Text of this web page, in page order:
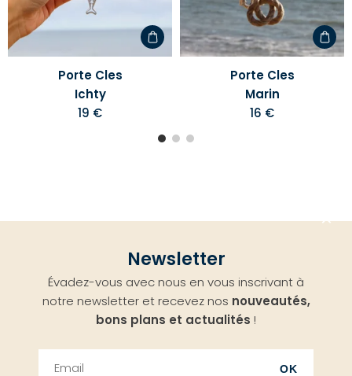
d'envies
Porte Cles
Ichty
19 €
Porte Cles
Marin
16 €
Newsletter
Évadez-vous avec nous en vous inscrivant à
notre newsletter et recevez nos nouveautés,
bons plans et actualités !
OK